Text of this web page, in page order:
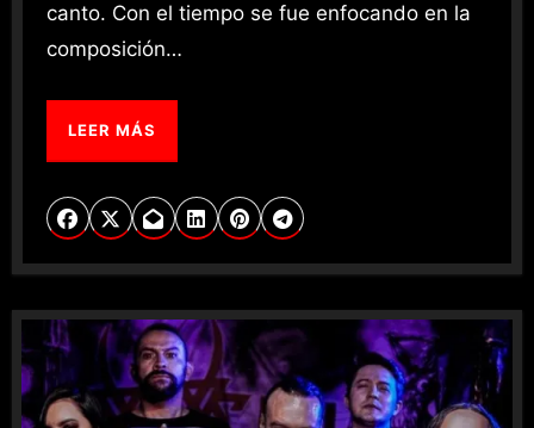
canto. Con el tiempo se fue enfocando en la
composición…
LEER MÁS